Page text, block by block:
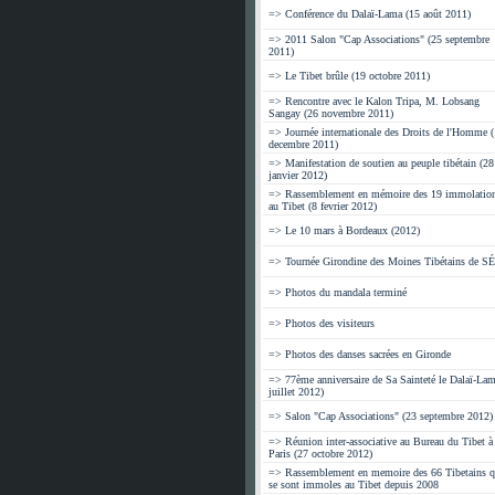
=> Conférence du Dalaï-Lama (15 août 2011)
=> 2011 Salon "Cap Associations" (25 septembre
2011)
=> Le Tibet brûle (19 octobre 2011)
=> Rencontre avec le Kalon Tripa, M. Lobsang
Sangay (26 novembre 2011)
=> Journée internationale des Droits de l'Homme
decembre 2011)
=> Manifestation de soutien au peuple tibétain (28
janvier 2012)
=> Rassemblement en mémoire des 19
au Tibet (8 fevrier 2012)
=> Le 10 mars à Bordeaux (2012)
=> Tournée Girondine des Moines Tibétains de
=> Photos du mandala terminé
=> Photos des visiteurs
=> Photos des danses sacrées en Gironde
=> 77ème anniversaire de Sa Sainteté le Dalaï-
juillet 2012)
=> Salon "Cap Associations" (23 septembre 2012)
=> Réunion inter-associative au Bureau du Tibet à
Paris (27 octobre 2012)
=> Rassemblement en memoire des 66 Tibetains
se sont immoles au Tibet depuis 2008